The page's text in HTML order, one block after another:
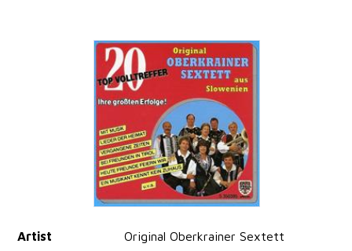
Artist
Original Oberkrainer Sextett